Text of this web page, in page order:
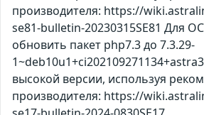
производителя: https://
se81-bulletin-20230315SE81 Для
обновить пакет php7.3 до 7.3.29-
высокой версии, используя
производителя: https://